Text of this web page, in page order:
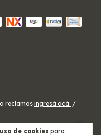
de cookies para
reclamosingresá acá. /